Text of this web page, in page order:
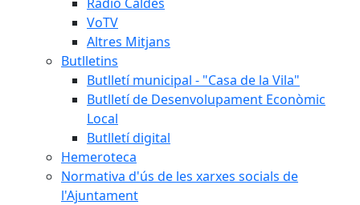
VoTV
Altres Mitjans
Butlletins
Butlletí municipal - "Casa de la Vila"
Butlletí de Desenvolupament Econòmic
Local
Butlletí digital
Hemeroteca
Normativa d'ús de les xarxes socials de
l'Ajuntament